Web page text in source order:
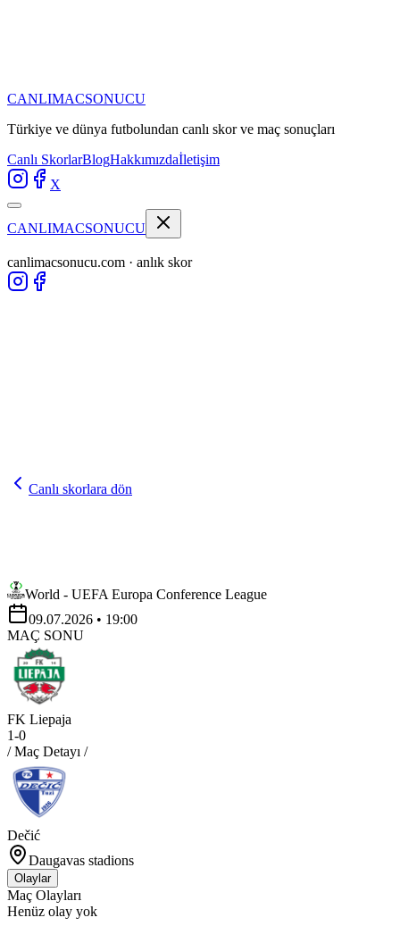
CANLIMACSONUCU
Türkiye ve dünya futbolundan canlı skor ve maç sonuçları
Canlı SkorlarBlogHakkımızdaİletişim
X
CANLIMACSONUCU
canlimacsonucu.com · anlık skor
Canlı skorlara dön
World - UEFA Europa Conference League
09.07.2026 • 19:00
MAÇ SONU
FK Liepaja
1-0
/ Maç Detayı /
Dečić
Daugavas stadions
Olaylar
Maç Olayları
Henüz olay yok